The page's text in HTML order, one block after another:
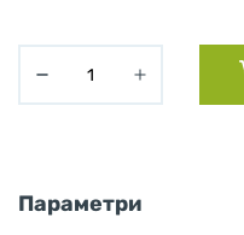
Параметри